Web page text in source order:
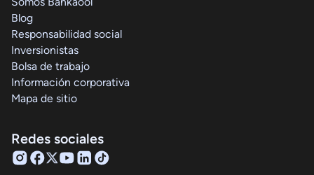
Blog
Responsabilidad social
Inversionistas
Bolsa de trabajo
Información corporativa
Mapa de sitio
Redes sociales